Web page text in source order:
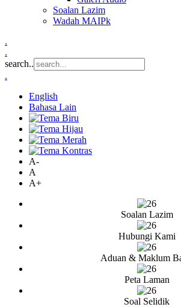
Soalan Lazim
Wadah MAIPk
.
.
search..
.
English
Bahasa Lain
A-
A
A+
Soalan Lazim
Hubungi Kami
Aduan & Maklum
Peta Laman
Soal Selidik